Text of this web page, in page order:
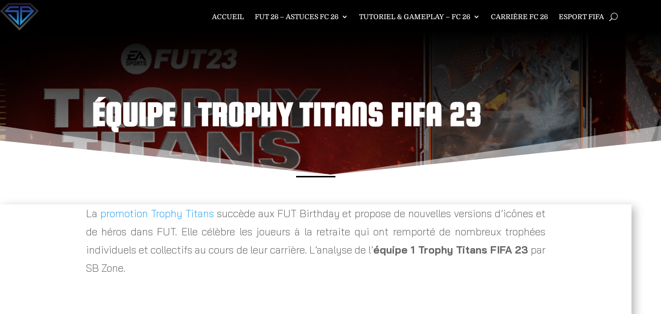
ACCUEIL FUT 26 – ASTUCES FC 26 TUTORIEL & GAMEPLAY – FC 26 CARRIÈRE FC 26 ESPORT FIFA
ÉQUIPE 1 TROPHY TITANS FIFA 23
La promotion Trophy Titans succède aux FUT Birthday et propose de nouvelles versions d’icônes et
de héros dans FUT. Elle célèbre les joueurs à la retraite qui ont remporté de nombreux trophées
individuels et collectifs au cours de leur carrière. L’analyse de l’équipe 1 Trophy Titans FIFA 23 par
SB Zone.